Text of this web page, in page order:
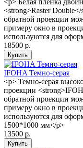
<strong>Raster
обратной проекции
примеру окно в
используются для
18500 р.
IFOHA Темно-серая
<p> Темно-серая
проекции
обратной проекции
примеру окно в
используются для
1500*1000 мм</p>
13500 р.